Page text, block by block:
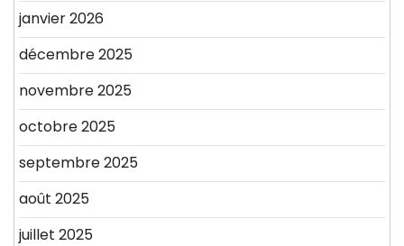
janvier 2026
décembre 2025
novembre 2025
octobre 2025
septembre 2025
août 2025
juillet 2025